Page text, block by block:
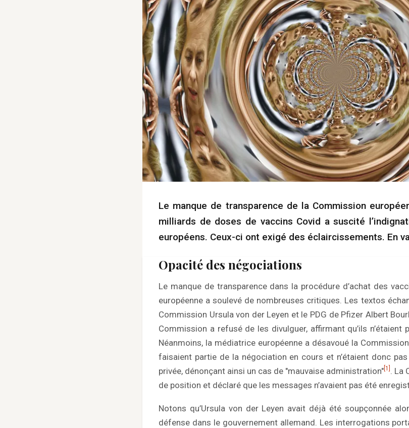
Le manque de transparence de la Commission
milliards de doses de vaccins Covid a suscité
européens. Ceux-ci ont exigé des éclaircissements. En
Opacité des négociations
Le manque de transparence dans la procédure d’achat des
européenne a soulevé de nombreuses critiques. Les textos
Commission Ursula von der Leyen et le PDG de Pfizer Albert
Commission a refusé de les divulguer, affirmant qu’ils n’étaient
Néanmoins, la médiatrice européenne a désavoué la
faisaient partie de la négociation en cours et n’étaient donc
privée, dénonçant ainsi un cas de "mauvaise administration" [1] . La
de position et déclaré que les messages n’avaient pas été
Notons qu’Ursula von der Leyen avait déjà été soupçonnée
défense dans le gouvernement allemand. Les interrogations